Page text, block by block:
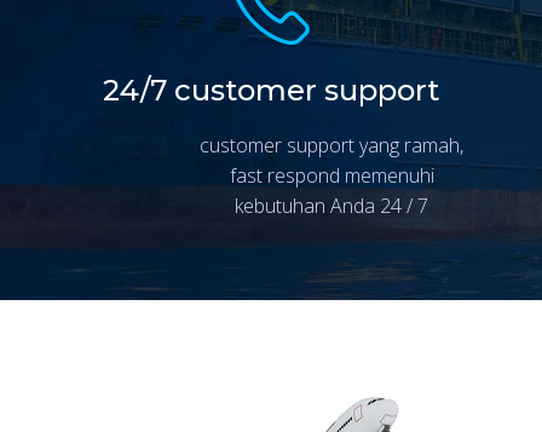
24/7 customer support
customer support yang ramah,
fast respond memenuhi
kebutuhan Anda 24 / 7